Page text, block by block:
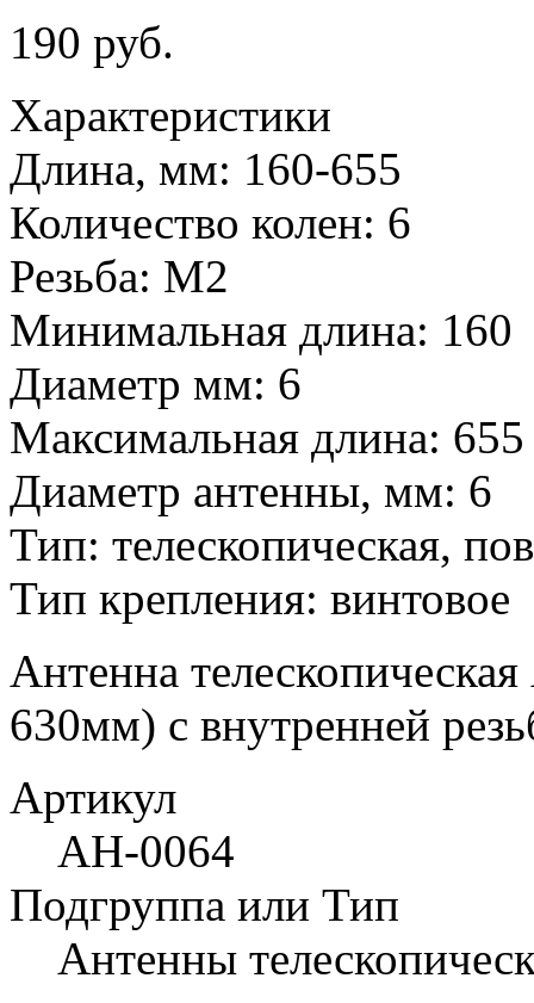
190 руб.
Характеристики
Длина, мм: 160-655
Количество колен: 6
Резьба: М2
Минимальная длина: 160
Диаметр мм: 6
Максимальная длина: 655
Диаметр антенны, мм: 6
Тип: телескопическая,
Тип крепления: винтовое
Антенна
630мм) с внутренней
Артикул
АН-0064
Подгруппа или Тип
Антенны